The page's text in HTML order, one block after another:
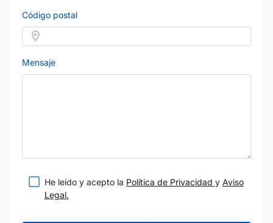
Código postal
Mensaje
He leído y acepto la Política de Privacidad y Aviso
Legal.